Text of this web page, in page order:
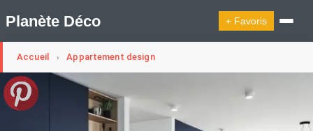
Planète Déco + Favoris
🛍︎ Shop Planète Déco
Accueil › Appartement design